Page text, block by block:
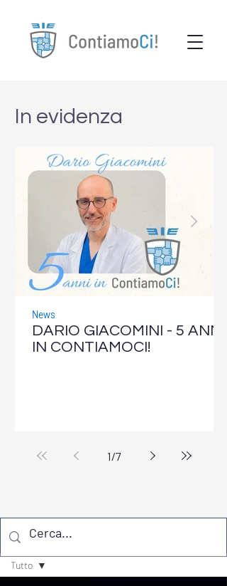
In evidenza
DARIO GIACOMINI - 5 ANNI
IN CONTIAMOCI!
News
1/7
Notizie
Tutto